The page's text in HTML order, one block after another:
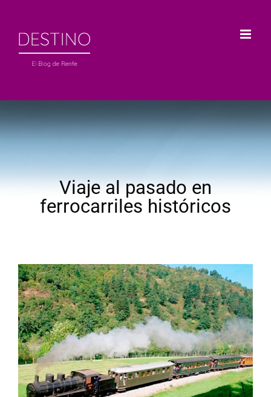
contenido
Viaje al pasado en
ferrocarriles históricos
Ver
imagen
más
grande